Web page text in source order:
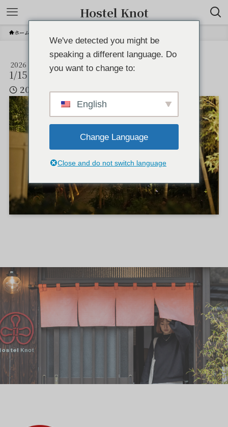
Hostel Knot
ホーム
DSC02821
2026
1/15
2026年1月15日
We've detected you might be
speaking a different language. Do
you want to change to:
English
Change Language
Close and do not switch language